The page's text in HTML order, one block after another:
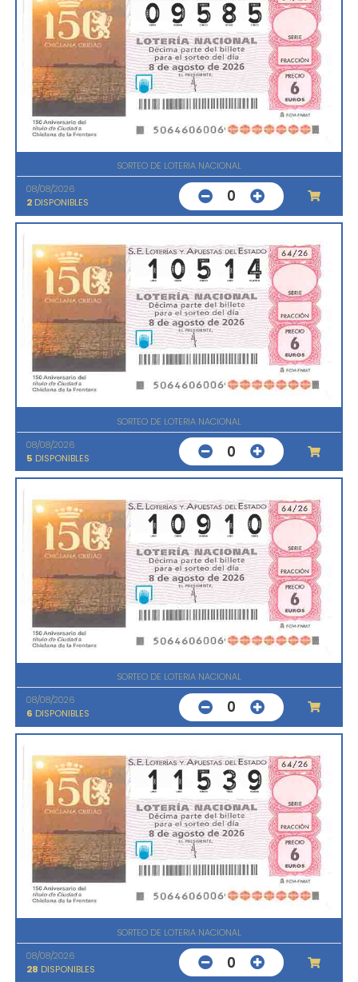
SORTEO DE LOTERIA NACIONAL
08/08/2026
2 DISPONIBLES 0
SORTEO DE LOTERIA NACIONAL
08/08/2026
5 DISPONIBLES 0
SORTEO DE LOTERIA NACIONAL
08/08/2026
6 DISPONIBLES 0
SORTEO DE LOTERIA NACIONAL
08/08/2026
28 DISPONIBLES 0